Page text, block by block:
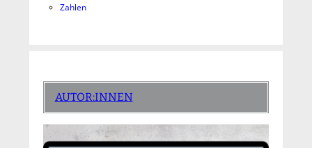
Zahlen
AUTOR:INNEN